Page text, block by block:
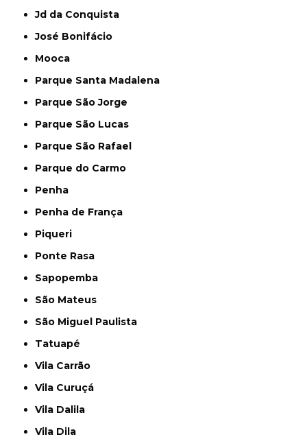
Jd da Conquista
José Bonifácio
Mooca
Parque Santa Madalena
Parque São Jorge
Parque São Lucas
Parque São Rafael
Parque do Carmo
Penha
Penha de França
Piqueri
Ponte Rasa
Sapopemba
São Mateus
São Miguel Paulista
Tatuapé
Vila Carrão
Vila Curuçá
Vila Dalila
Vila Dila